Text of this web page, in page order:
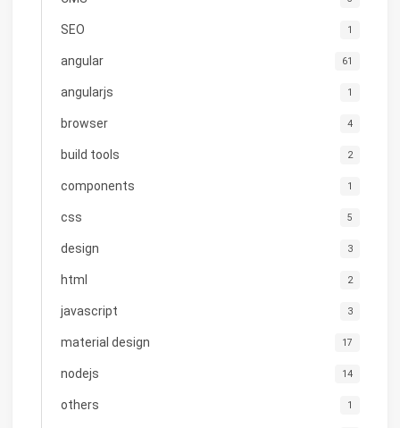
SEO 1
angular 61
angularjs 1
browser 4
build tools 2
components 1
css 5
design 3
html 2
javascript 3
material design 17
nodejs 14
others 1